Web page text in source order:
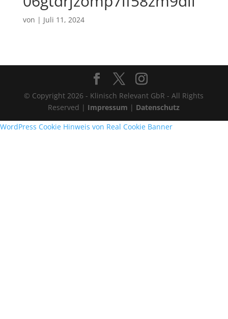
von | Juli 11, 2024
© Copyright 2026 - Klinisch Relevant GbR - All Rights
Reserved | Impressum | Datenschutz
WordPress Cookie Hinweis von Real Cookie Banner